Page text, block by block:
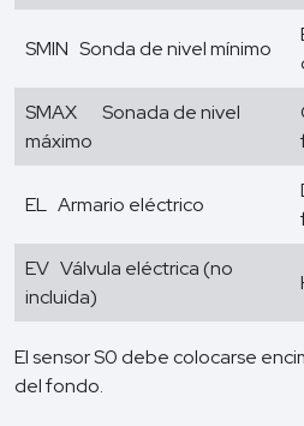
SMIN Sonda de nivel mínimo
SMAX Sonada de nivel
máximo
EL Armario eléctrico
EV Válvula eléctrica (no
incluida)
El sensor S0 debe colocarse
del fondo.